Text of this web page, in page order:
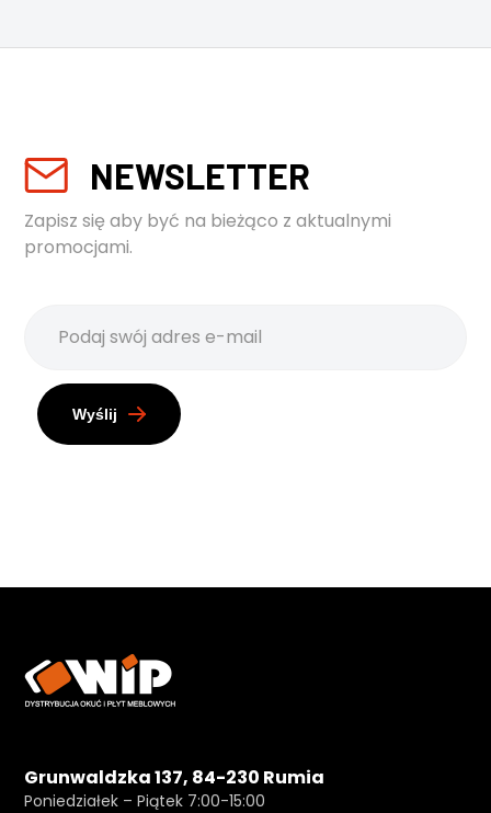
NEWSLETTER
Zapisz się aby być na bieżąco z aktualnymi
promocjami.
Wyślij
Grunwaldzka 137, 84-230 Rumia
Poniedziałek – Piątek 7:00-15:00